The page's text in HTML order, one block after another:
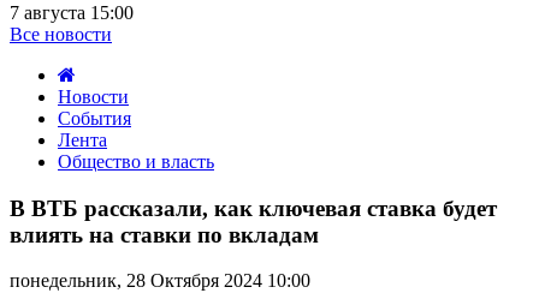
7 августа 15:00
Все новости
Новости
События
Лента
Общество и власть
ВТБ
рассказали,
как
ставка
В ВТБ рассказали, как ключевая ставка будет
влиять на ставки по вкладам
понедельник, 28 Октября 2024 10:00